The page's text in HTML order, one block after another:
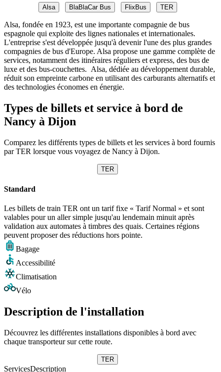
Alsa BlaBlaCar Bus FlixBus TER
Alsa, fondée en 1923, est une importante compagnie de bus
espagnole qui exploite des lignes nationales et internationales.
L'entreprise s'est développée jusqu'à devenir l'une des plus grandes
compagnies de bus d'Europe. Alsa propose une gamme complète de
services, notamment des itinéraires réguliers et express, des bus de
luxe et des bus-couchettes. Alsa, dédiée au développement durable,
réduit son empreinte carbone en utilisant des carburants alternatifs et
des technologies économes en énergie.
Types de billets et service à bord de
Nancy à Dijon
Comparez les différents types de billets et les services à bord fournis
par TER lorsque vous voyagez de Nancy à Dijon.
TER
Standard
Les billets de train TER ont un tarif fixe « Tarif Normal » et sont
valables pour un aller simple jusqu'au lendemain minuit après
validation aux automates à timbres des quais. Certaines régions
peuvent proposer des réductions hors pointe.
Bagage
Accessibilité
Climatisation
Vélo
Description de l'installation
Découvrez les différentes installations disponibles à bord avec
chaque transporteur sur cette route.
TER
ServicesDescription